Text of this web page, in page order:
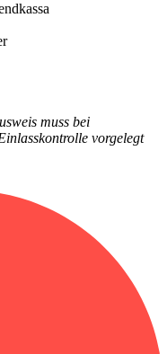
muss bei
vorgelegt